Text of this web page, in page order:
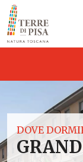
Vai al contenuto
DOVE